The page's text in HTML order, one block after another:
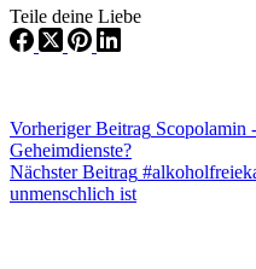
Teile deine Liebe
VorherigerBeitrag Scopolamin
Geheimdienste?
NächsterBeitrag
unmenschlich ist